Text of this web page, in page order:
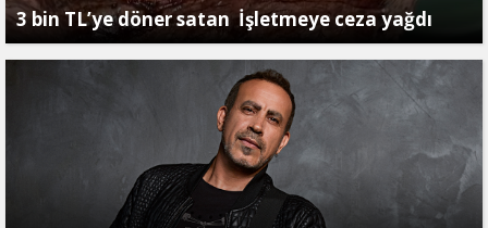
3 bin TL’ye döner satan İşletmeye ceza yağdı